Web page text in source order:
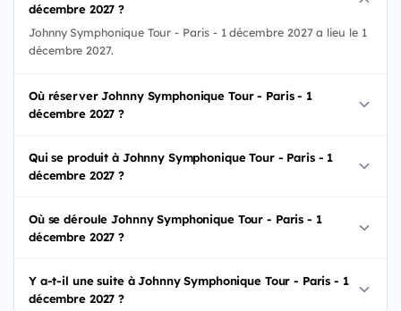
décembre 2027 ?
Johnny Symphonique Tour - Paris - 1 décembre 2027 a lieu le 1
décembre 2027.
Où réserver Johnny Symphonique Tour - Paris - 1
décembre 2027 ?
Qui se produit à Johnny Symphonique Tour - Paris - 1
décembre 2027 ?
Où se déroule Johnny Symphonique Tour - Paris - 1
décembre 2027 ?
Y a-t-il une suite à Johnny Symphonique Tour - Paris - 1
décembre 2027 ?